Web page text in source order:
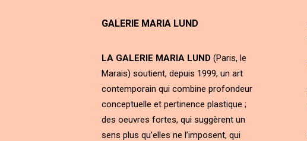
GALERIE MARIA LUND
LA GALERIE MARIA LUND (Paris, le
Marais) soutient, depuis 1999, un art
contemporain qui combine profondeur
conceptuelle et pertinence plastique ;
des oeuvres fortes, qui suggèrent un
sens plus qu’elles ne l’imposent, qui